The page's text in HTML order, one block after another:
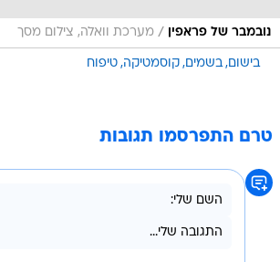
נובמבר של פראפין / מערכת וואלה, צילום מסך
בישום בשמים קוסמטיקה טיפוח
טרם התפרסמו תגובות